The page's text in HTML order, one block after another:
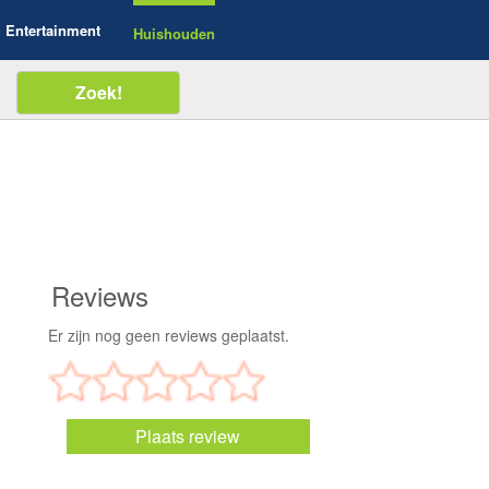
Entertainment Huishouden
Reviews
Er zijn nog geen reviews geplaatst.
Plaats review